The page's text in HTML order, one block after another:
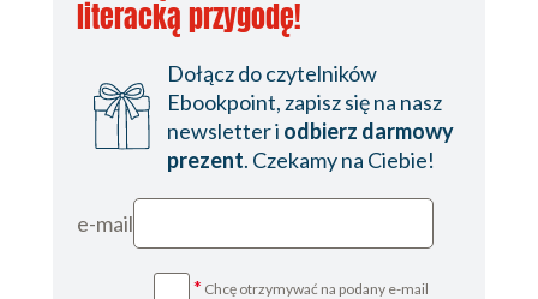
28. Ola
29. Dorota
30. Ola
31. Dorota
32. Ola
33. Dorota
literacką przygodę!
Dołącz do czytelników
Ebookpoint, zapisz się na nasz
newsletter i odbierz darmowy
prezent. Czekamy na Ciebie!
e-mail
* Chcę otrzymywać na podany e-mail